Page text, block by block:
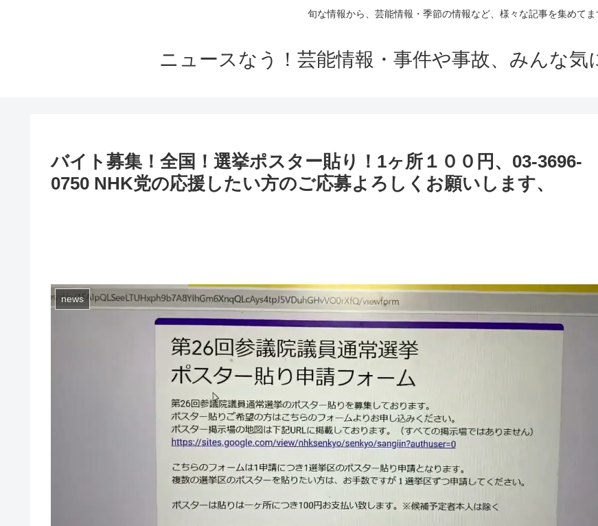
旬な情報から、芸能情報・季節の情報など、様々な記事を集めてま
ニュースなう！芸能情報・事件や事故、みんな気
バイト募集！全国！選挙ポスター貼り！1ヶ所１００円、03-3696-
0750 NHK党の応援したい方のご応募よろしくお願いします、
news